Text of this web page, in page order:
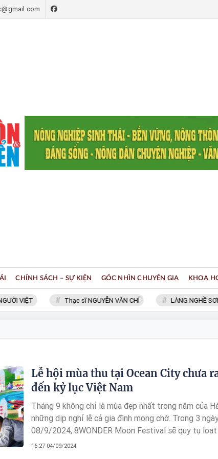
VIỆT Thạc sĩ NGUYỄN VĂN CHÍ LÀNG NGHỀ
CHÍNH SÁCH – SỰ KIỆN GÓC NHÌN CHUYÊN GIA KHOA
Lễ hội mùa thu tại Ocean City chưa
đến kỷ lục Việt Nam
Tháng 9 không chỉ là mùa đẹp nhất trong năm của
những dịp nghỉ lễ cả gia đình mong chờ. Trong 3
08/9/2024, 8WONDER Moon Festival sẽ quy tụ
sắc gắn với những lễ hội mùa thu từ Á sang Âu, các
16:27 04/09/2024